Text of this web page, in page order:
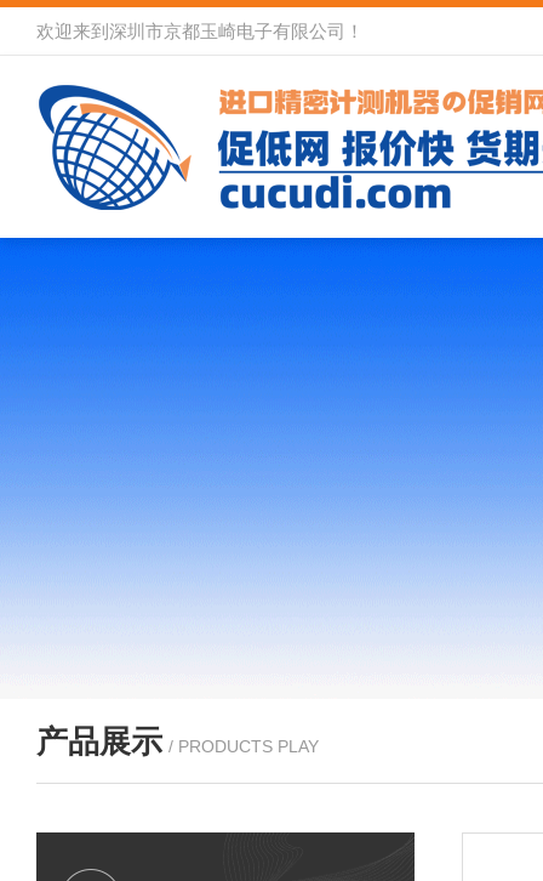
欢迎来到深圳市京都玉崎电子有限公司！
产品展示 / PRODUCTS PLAY